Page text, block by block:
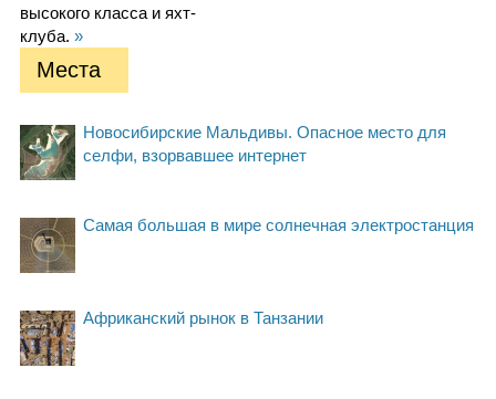
высокого класса и яхт-
клуба. »
Места
Новосибирские Мальдивы. Опасное место для
селфи, взорвавшее интернет
Самая большая в мире солнечная электростанция
Африканский рынок в Танзании